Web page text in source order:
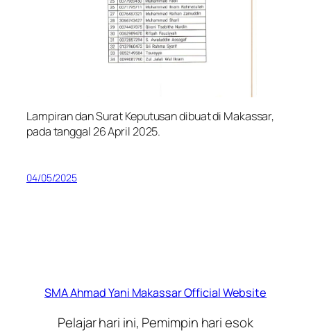
Lampiran dan Surat Keputusan dibuat di Makassar,
pada tanggal 26 April 2025.
04/05/2025
SMA Ahmad Yani Makassar Official Website
Pelajar hari ini, Pemimpin hari esok